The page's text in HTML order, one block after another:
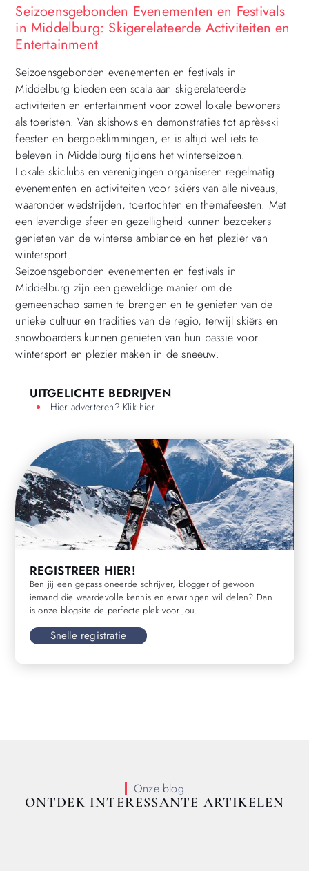
Seizoensgebonden Evenementen en Festivals
in Middelburg: Skigerelateerde Activiteiten en
Entertainment
Seizoensgebonden evenementen en festivals in
Middelburg bieden een scala aan skigerelateerde
activiteiten en entertainment voor zowel lokale bewoners
als toeristen. Van skishows en demonstraties tot après-ski
feesten en bergbeklimmingen, er is altijd wel iets te
beleven in Middelburg tijdens het winterseizoen.
Lokale skiclubs en verenigingen organiseren regelmatig
evenementen en activiteiten voor skiërs van alle niveaus,
waaronder wedstrijden, toertochten en themafeesten. Met
een levendige sfeer en gezelligheid kunnen bezoekers
genieten van de winterse ambiance en het plezier van
wintersport.
Seizoensgebonden evenementen en festivals in
Middelburg zijn een geweldige manier om de
gemeenschap samen te brengen en te genieten van de
unieke cultuur en tradities van de regio, terwijl skiërs en
snowboarders kunnen genieten van hun passie voor
wintersport en plezier maken in de sneeuw.
UITGELICHTE BEDRIJVEN
Hier adverteren? Klik hier
REGISTREER HIER!
Ben jij een gepassioneerde schrijver, blogger of gewoon
iemand die waardevolle kennis en ervaringen wil delen? Dan
is onze blogsite de perfecte plek voor jou.
Snelle registratie
Onze blog
ONTDEK INTERESSANTE ARTIKELEN